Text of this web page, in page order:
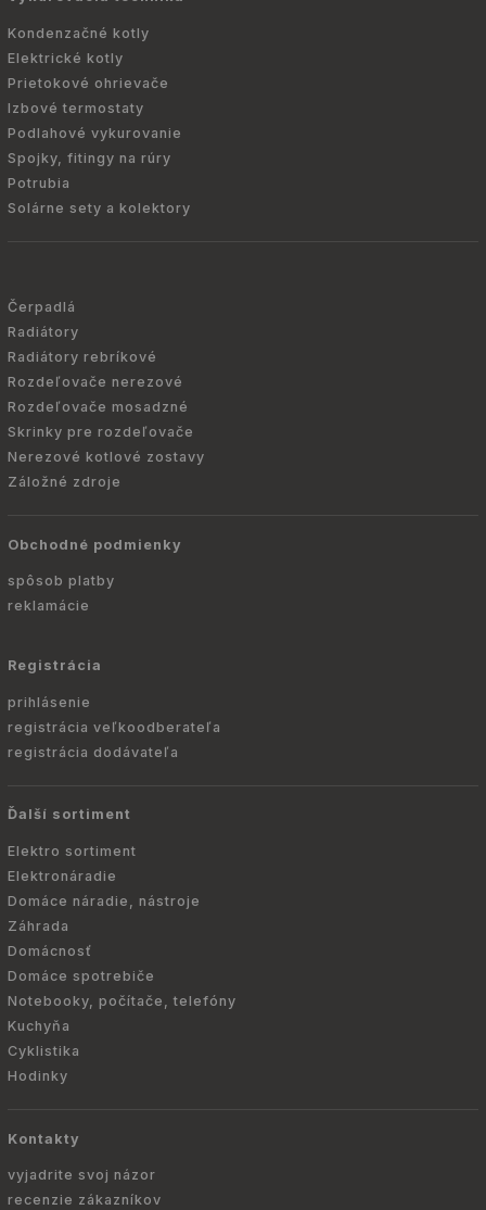
Kondenzačné kotly
Elektrické kotly
Prietokové ohrievače
Izbové termostaty
Podlahové vykurovanie
Spojky, fitingy na rúry
Potrubia
Solárne sety a kolektory
Čerpadlá
Radiátory
Radiátory rebríkové
Rozdeľovače nerezové
Rozdeľovače mosadzné
Skrinky pre rozdeľovače
Nerezové kotlové zostavy
Záložné zdroje
Obchodné podmienky
spôsob platby
reklamácie
Registrácia
prihlásenie
registrácia veľkoodberateľa
registrácia dodávateľa
Ďalší sortiment
Elektro sortiment
Elektronáradie
Domáce náradie, nástroje
Záhrada
Domácnosť
Domáce spotrebiče
Notebooky, počítače, telefóny
Kuchyňa
Cyklistika
Hodinky
Kontakty
vyjadrite svoj názor
recenzie zákazníkov